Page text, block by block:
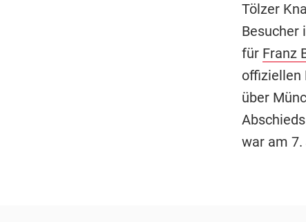
Tölzer
Besucher
für Franz
offiziellen
über
war am